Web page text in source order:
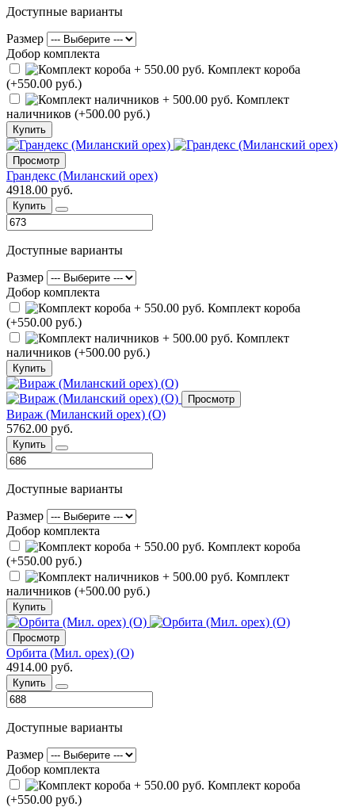
Доступные варианты
Размер
Добор комплекта
Комплект короба
(+550.00 руб.)
Комплект
наличников (+500.00 руб.)
Купить
Просмотр
Грандекс (Миланский орех)
4918.00 руб.
Купить
Доступные варианты
Размер
Добор комплекта
Комплект короба
(+550.00 руб.)
Комплект
наличников (+500.00 руб.)
Купить
Просмотр
Вираж (Миланский орех) (О)
5762.00 руб.
Купить
Доступные варианты
Размер
Добор комплекта
Комплект короба
(+550.00 руб.)
Комплект
наличников (+500.00 руб.)
Купить
Просмотр
Орбита (Мил. орех) (О)
4914.00 руб.
Купить
Доступные варианты
Размер
Добор комплекта
Комплект короба
(+550.00 руб.)